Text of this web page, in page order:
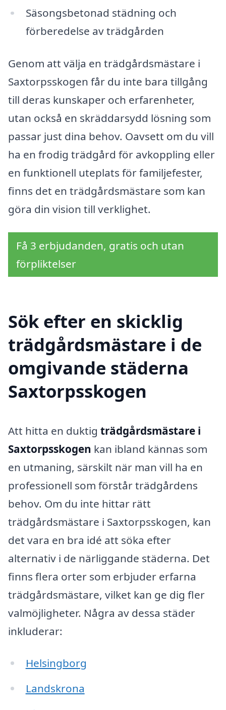
Säsongsbetonad städning och
förberedelse av trädgården
Genom att välja en trädgårdsmästare i
Saxtorpsskogen får du inte bara tillgång
till deras kunskaper och erfarenheter,
utan också en skräddarsydd lösning som
passar just dina behov. Oavsett om du vill
ha en frodig trädgård för avkoppling eller
en funktionell uteplats för familjefester,
finns det en trädgårdsmästare som kan
göra din vision till verklighet.
Få 3 erbjudanden, gratis och utan
förpliktelser
Sök efter en skicklig
trädgårdsmästare i de
omgivande städerna
Saxtorpsskogen
Att hitta en duktig trädgårdsmästare i
Saxtorpsskogen kan ibland kännas som
en utmaning, särskilt när man vill ha en
professionell som förstår trädgårdens
behov. Om du inte hittar rätt
trädgårdsmästare i Saxtorpsskogen, kan
det vara en bra idé att söka efter
alternativ i de närliggande städerna. Det
finns flera orter som erbjuder erfarna
trädgårdsmästare, vilket kan ge dig fler
valmöjligheter. Några av dessa städer
inkluderar:
Helsingborg
Landskrona